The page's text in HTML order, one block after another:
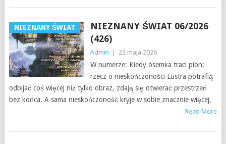
NIEZNANY ŚWIAT
NIEZNANY ŚWIAT 06/2026
(426)
Admin 22 maja 2026
W numerze: Kiedy ósemka traci pion:
rzecz o nieskończoności Lustra potrafią
odbijać coś więcej niż tylko obraz, zdają się otwierać przestrzeń
bez końca. A sama nieskończoność kryje w sobie znacznie więcej,
Read More